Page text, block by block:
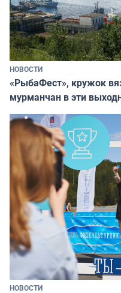
НОВОСТИ
«РыбаФест», кружок
мурманчан в эти
НОВОСТИ